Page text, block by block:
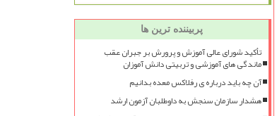
پربیننده ترین ها
تأکید شورای عالی آموزش و پرورش بر جبران عقب
ماندگی های آموزشی و تربیتی دانش آموزان
آن چه باید درباره ی رفلاکس معده بدانیم
هشدار سازمان سنجش به داوطلبان آزمون ارشد